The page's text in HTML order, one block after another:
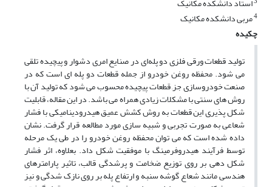
استاد دانشکده مکانیک
4مربی دانشکده مکانیک
چکیده
تولید قطعات ورقی فلزی دو پله‌ای در صنایع امری دشوار و پیچیده تلقی
می شود. محفظه روغن خودرو از جمله قطعات دو پله ای است که در
صنعت خودروسازی جز, قطعات پیچیده محسوب می شود که تولید آن با
روش های سنتی با مشکلات زیادی همراه می باشد. در این‌ مقاله، قابلیت
شکل پذیری این قطعات‌ به روش کشش‌ عمیق هیدرودینامیکی با فشار
شعاعی به صورت تجربی و شبیه سازی ‌مورد مطالعه ‌قرار گرفت. نشان
داده شده است که می توان محفظه روغن خودرو را در طی یک مرحله
توسط فرآیند هیدروفرمینگ با موفقیت شکل داد. بعلاوه، اثر فشار
شکل دهی بر روی توزیع ضخامت و پرشدگی قالب، تاثیر پارامترهای
هندسی مانند شعاع گوشه سنبه و ارتفاع پله بر روی نازک شدگی و نیز